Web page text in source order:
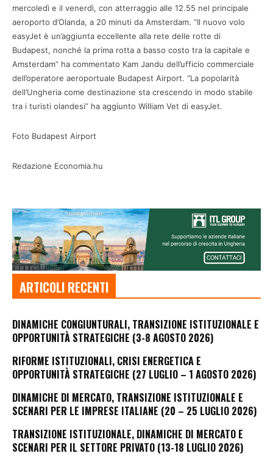
mercoledì e il venerdì, con atterraggio alle 12.55 nel principale
aeroporto d’Olanda, a 20 minuti da Amsterdam. “Il nuovo volo
easyJet è un’aggiunta eccellente alla rete delle rotte di
Budapest, nonché la prima rotta a basso costo tra la capitale e
Amsterdam” ha commentato Kam Jandu dell’ufficio commerciale
dell’operatore aeroportuale Budapest Airport. “La popolarità
dell’Ungheria come destinazione sta crescendo in modo stabile
tra i turisti olandesi” ha aggiunto William Vet di easyJet.
Foto Budapest Airport
Redazione Economia.hu
ARTICOLI RECENTI
DINAMICHE CONGIUNTURALI, TRANSIZIONE ISTITUZIONALE E
OPPORTUNITÀ STRATEGICHE (3-8 AGOSTO 2026)
RIFORME ISTITUZIONALI, CRISI ENERGETICA E
OPPORTUNITÀ STRATEGICHE (27 LUGLIO – 1 AGOSTO 2026)
DINAMICHE DI MERCATO, TRANSIZIONE ISTITUZIONALE E
SCENARI PER LE IMPRESE ITALIANE (20 – 25 LUGLIO 2026)
TRANSIZIONE ISTITUZIONALE, DINAMICHE DI MERCATO E
SCENARI PER IL SETTORE PRIVATO (13-18 LUGLIO 2026)